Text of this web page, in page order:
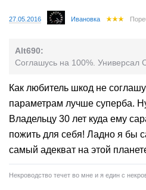
27.05.2016 Ивановка
Alt690:
Соглашусь на 100%. Универсал
Как любитель шкод не
параметрам лучше суперба.
Владельцу 30 лет куда ему
пожить для себя! Ладно я бы
самый адекват на этой
Некроводство течет во мне и я един с